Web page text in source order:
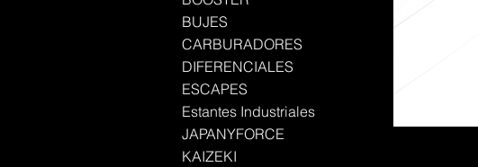
BUJES
CARBURADORES
DIFERENCIALES
ESCAPES
Estantes Industriales
JAPANYFORCE
KAIZEKI